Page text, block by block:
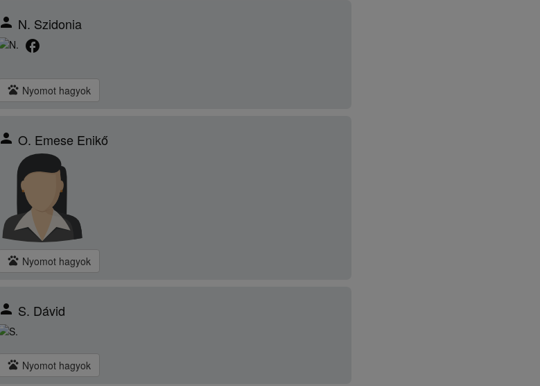
person N. Szidonia
facebook
pets Nyomot hagyok
person O. Emese Enikő
pets Nyomot hagyok
person S. Dávid
pets Nyomot hagyok